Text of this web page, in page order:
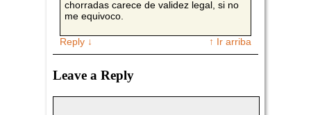
chorradas carece de validez legal, si no
me equivoco.
Reply ↓ ↑ Ir arriba
Leave a Reply